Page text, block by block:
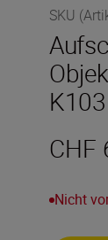
SKU
K103
CHF
Nicht